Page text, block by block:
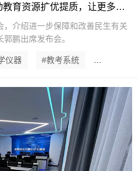
中央重磅发布民生文件：推动教育资源扩优提质，让更多孩子“上好学”
，介绍进一步保障和改善民生有关
鹏出席发布会。
仪器 #教考系统